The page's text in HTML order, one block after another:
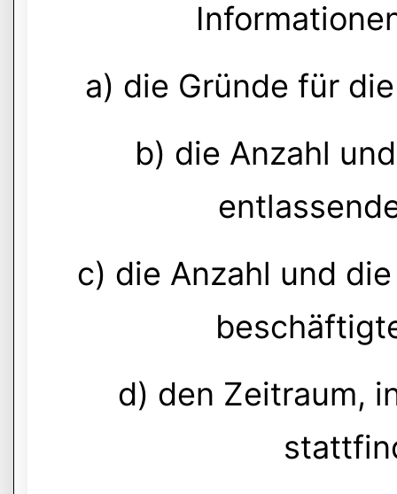
a) die Gründe für
b) die Anzahl
c) die Anzahl und
d) den Zeitraum,